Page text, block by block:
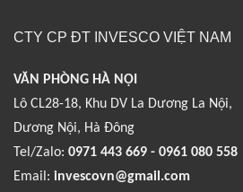
CTY CP ĐT INVESCO VIỆT NAM
VĂN PHÒNG HÀ NỘI
Lô CL28-18, Khu DV La Dương La Nội,
Dương Nội, Hà Đông
Tel/Zalo: 0971 443 669 - 0961 080 558
Email: invescovn@gmail.com